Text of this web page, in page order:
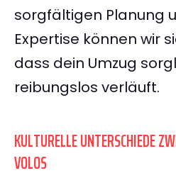
sorgfältigen Planung
Expertise können wir
dass dein Umzug
reibungslos verläuft.
KULTURELLE UNTERSCHIEDE
VOLOS